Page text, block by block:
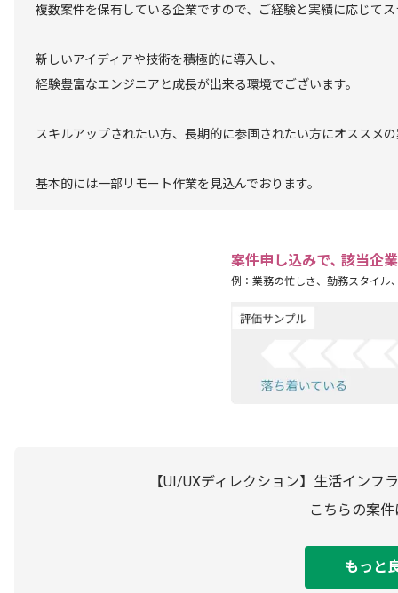
複数案件を保有している企業ですので、ご経験と実績に応じて
新しいアイディアや技術を積極的に導入し、
経験豊富なエンジニアと成長が出来る環境でございます。
スキルアップされたい方、長期的に参画されたい方にオススメ
基本的には一部リモート作業を見込んでおります。
案件申し込みで､ 該当企
例：業務の忙しさ、勤務スタイル
【UI/UXディレクション】生活イン
こちらの案
もっと